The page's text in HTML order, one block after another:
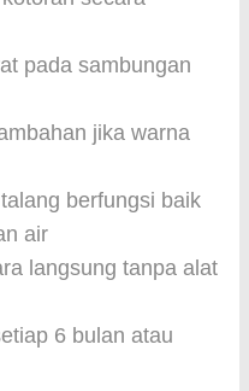
pada sambungan
jika warna
berfungsi baik
air
langsung tanpa alat
6 bulan atau